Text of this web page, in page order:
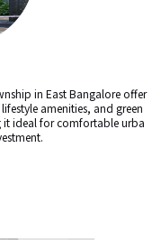
in East Bangalore offer
amenities, and green
it ideal for comfortable urba